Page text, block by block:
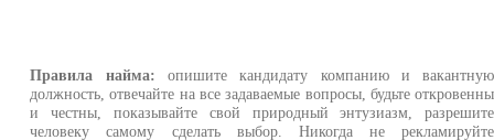
Правила найма: опишите кандидату компанию и вакантную
должность, отвечайте на все задаваемые вопросы, будьте откровенны
и честны, показывайте свой природный энтузиазм, разрешите
человеку самому сделать выбор. Никогда не рекламируйте